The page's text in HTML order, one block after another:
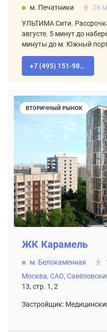
м. Печатники 26
УЛЬТИМА Сити.
августе. 5 минут до
минуты до м. Южный
+7 (495) 151-98-94
ВТОРИЧНЫЙ РЫНОК
ЖК Карамель
м. Белокаменная
Москва, САО,
13, стр. 1, 2
Застройщик: